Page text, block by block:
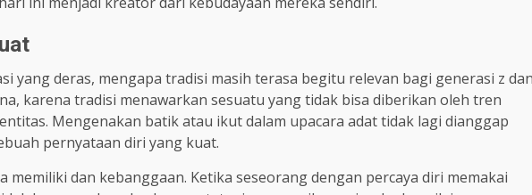
yang deras, mengapa tradisi masih terasa begitu relevan bagi generasi z
karena tradisi menawarkan sesuatu yang tidak bisa diberikan oleh tren
Mengenakan batik atau ikut dalam upacara adat tidak lagi dianggap
pernyataan diri yang kuat.
memiliki dan kebanggaan. Ketika seseorang dengan percaya diri memakai